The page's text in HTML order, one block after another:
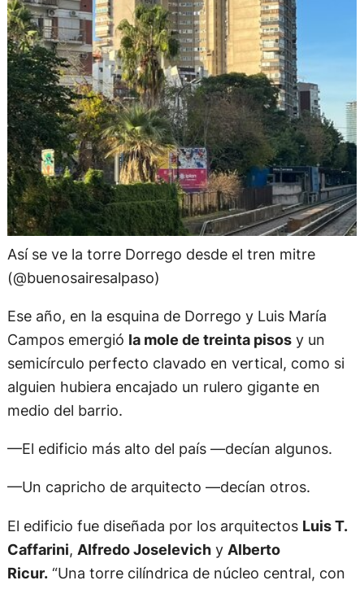
Así se ve la torre Dorrego desde el tren mitre
(@buenosairesalpaso)
Ese año, en la esquina de Dorrego y Luis María
Campos emergió la mole de treinta pisosy un
semicírculo perfecto clavado en vertical, como si
alguien hubiera encajado un rulero gigante en
medio del barrio.
—El edificio más alto del país —decían algunos.
—Un capricho de arquitecto —decían otros.
El edificio fue diseñada por los arquitectos Luis T.
Caffarini, Alfredo Joselevichy Alberto
Ricur.“Una torre cilíndrica de núcleo central, con